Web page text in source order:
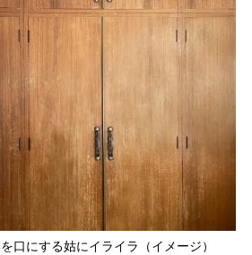
口にする姑にイライラ（イメージ）